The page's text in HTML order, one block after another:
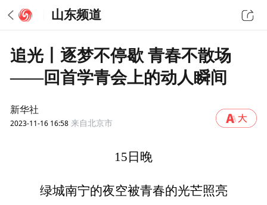
山东频道
追光丨逐梦不停歇 青春不散场
——回首学青会上的动人瞬间
新华社
2023-11-16 16:58 来自北京市
15日晚
绿城南宁的夜空被青春的光芒照亮